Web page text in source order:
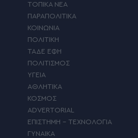
ΤΟΠΙΚΑ ΝΕΑ
ΠΑΡΑΠΟΛΙΤΙΚΑ
ΚΟΙΝΩΝΙΑ
ΠΟΛΙΤΙΚΗ
ΤΑΔΕ ΕΦΗ
ΠΟΛΙΤΙΣΜΟΣ
ΥΓΕΙΑ
ΑΘΛΗΤΙΚΑ
ΚΟΣΜΟΣ
ADVERTORIAL
ΕΠΙΣΤΗΜΗ – ΤΕΧΝΟΛΟΓΙΑ
ΓΥΝΑΙΚΑ